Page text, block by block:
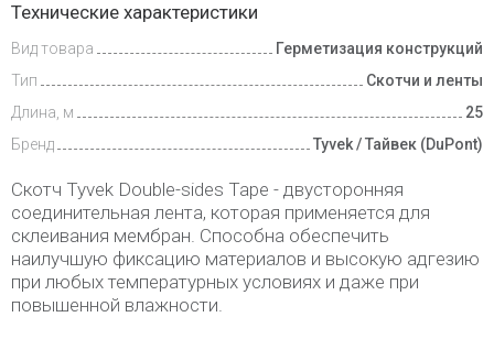
и оплата
Технические характеристики
Вид товара
Герметизация конструкций
Тип
Скотчи и ленты
Длина, м
25
Бренд
Tyvek / Тайвек (DuPont)
Скотч Tyvek Double-sides Tape - двусторонняя
соединительная лента, которая применяется для
склеивания мембран. Способна обеспечить
наилучшую фиксацию материалов и высокую адгезию
при любых температурных условиях и даже при
повышенной влажности.